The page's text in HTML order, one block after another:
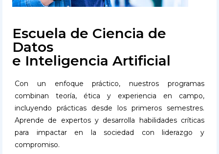
Escuela de Ciencia de
Datos
e Inteligencia Artificial
Con un enfoque práctico, nuestros programas
combinan teoría, ética y experiencia en campo,
incluyendo prácticas desde los primeros semestres.
Aprende de expertos y desarrolla habilidades críticas
para impactar en la sociedad con liderazgo y
compromiso.